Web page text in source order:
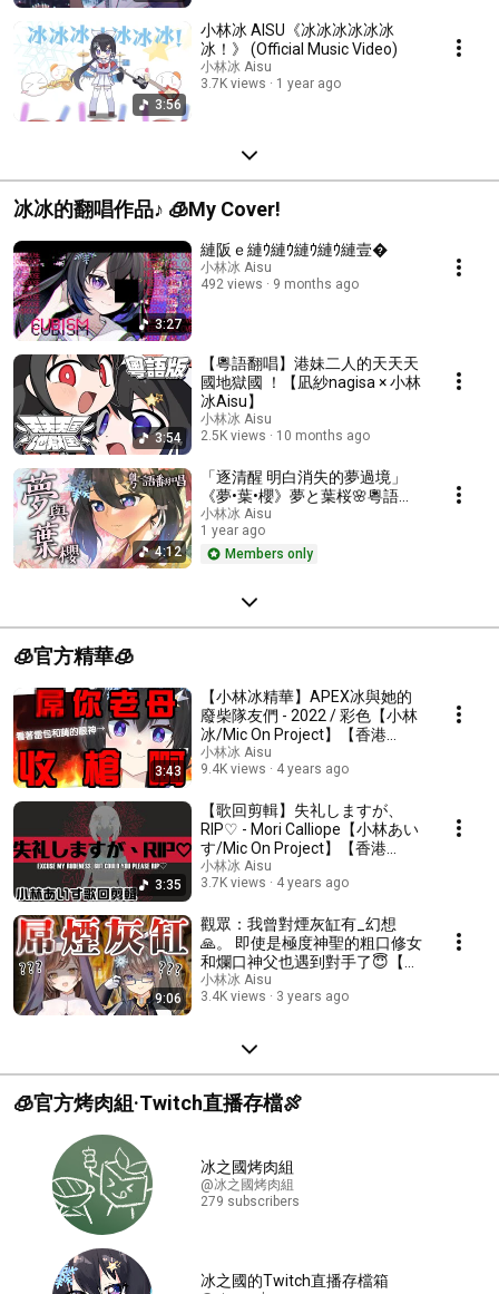
3:56
小林冰 AISU《冰冰冰冰冰冰
冰！》 (Official Music Video)
小林冰 Aisu
3.7K views
1 year ago
冰冰的翻唱作品♪ 🧊My Cover!
3:27
縺阪ｅ縺ｳ縺ｳ縺ｳ縺ｳ縺壹�
小林冰 Aisu
492 views
9 months ago
3:54
【粵語翻唱】港妹二人的天天天
國地獄國 ！【凪紗nagisa × 小林
冰Aisu】
小林冰 Aisu
2.5K views
10 months ago
4:12
「逐清醒 明白消失的夢過境」
《夢•葉•櫻》夢と葉桜🌸粵語翻
唱 covered by 小林冰Aisu
小林冰 Aisu
1 year ago
Members only
🧊官方精華🧊
3:43
【小林冰精華】APEX冰與她的
廢柴隊友們 - 2022 / 彩色【小林
冰/Mic On Project】【香港
Vtuber】
小林冰 Aisu
9.4K views
4 years ago
3:35
【歌回剪輯】失礼しますが、
RIP♡ - Mori Calliope【小林あい
す/Mic On Project】【香港
Vtuber】
小林冰 Aisu
3.7K views
4 years ago
9:06
觀眾：我曾對煙灰缸有_幻想
🙏。 即使是極度神聖的粗口修女
和爛口神父也遇到對手了😇【小
林冰/Mic On Project】【MK
妹】【香港Vtuber】
小林冰 Aisu
3.4K views
3 years ago
🧊官方烤肉組·Twitch直播存檔🍖
冰之國烤肉組
@冰之國烤肉組
279 subscribers
冰之國的Twitch直播存檔箱